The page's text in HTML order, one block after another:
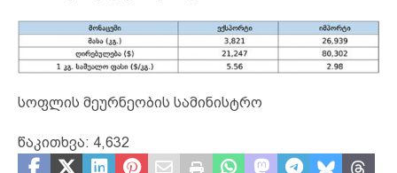
სოფლის მეურნეობის სამინისტრო
წაკითხვა: 4,632